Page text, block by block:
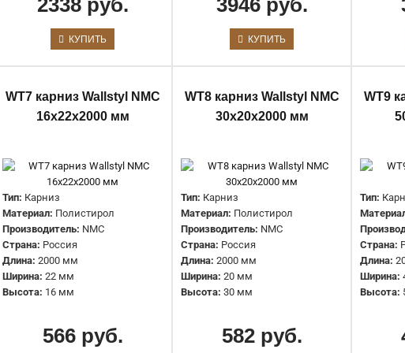
WT17 Карниз WALLSTYL NMC
95х95х2000 мм
WT2 карниз Wallstyl NMC
1473 руб.
2338 руб.
КУПИТЬ
3946 руб.
КУПИТЬ
WT7 карниз Wallstyl NMC
16х22х2000 мм
Тип: Карниз
Материал: Полистирол
Производитель: NMC
Страна: Россия
Длина: 2000 мм
Ширина: 22 мм
Высота: 16 мм
566 руб.
WT8 карниз Wallstyl NMC
30х20х2000 мм
Тип: Карниз
Материал: Полистирол
Производитель: NMC
Страна: Россия
Длина: 2000 мм
Ширина: 20 мм
Высота: 30 мм
582 руб.
WT9
Тип:
Страна:
Длина:
Ширина:
Высота: